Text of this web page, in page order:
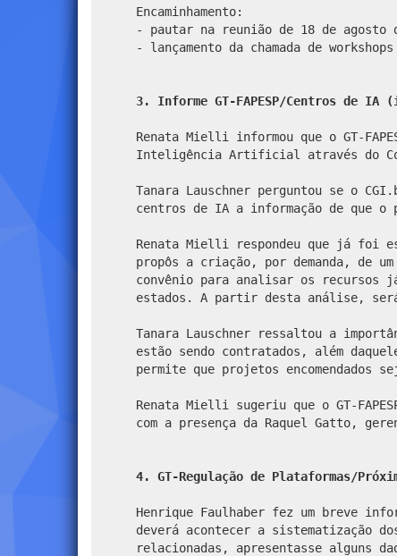
Encaminhamento:
- pautar na reunião de 18 de agosto
- lançamento da chamada de
3. Informe GT-FAPESP/Centros de IA
Renata Mielli informou que o GT-
Inteligência Artificial através do
Tanara Lauschner perguntou se o
centros de IA a informação de que o
Renata Mielli respondeu que já foi
propôs a criação, por demanda, de
convênio para analisar os recursos
estados. A partir desta análise,
Tanara Lauschner ressaltou a
estão sendo contratados, além
permite que projetos encomendados
Renata Mielli sugeriu que o GT-
com a presença da Raquel Gatto,
4. GT-Regulação de Plataformas/
Henrique Faulhaber fez um breve
deverá acontecer a sistematização
relacionadas, apresentasse alguns